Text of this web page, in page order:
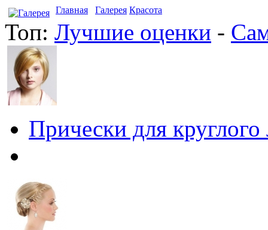
Главная Галерея Красота
Топ: Лучшие оценки -
Прически для круглого